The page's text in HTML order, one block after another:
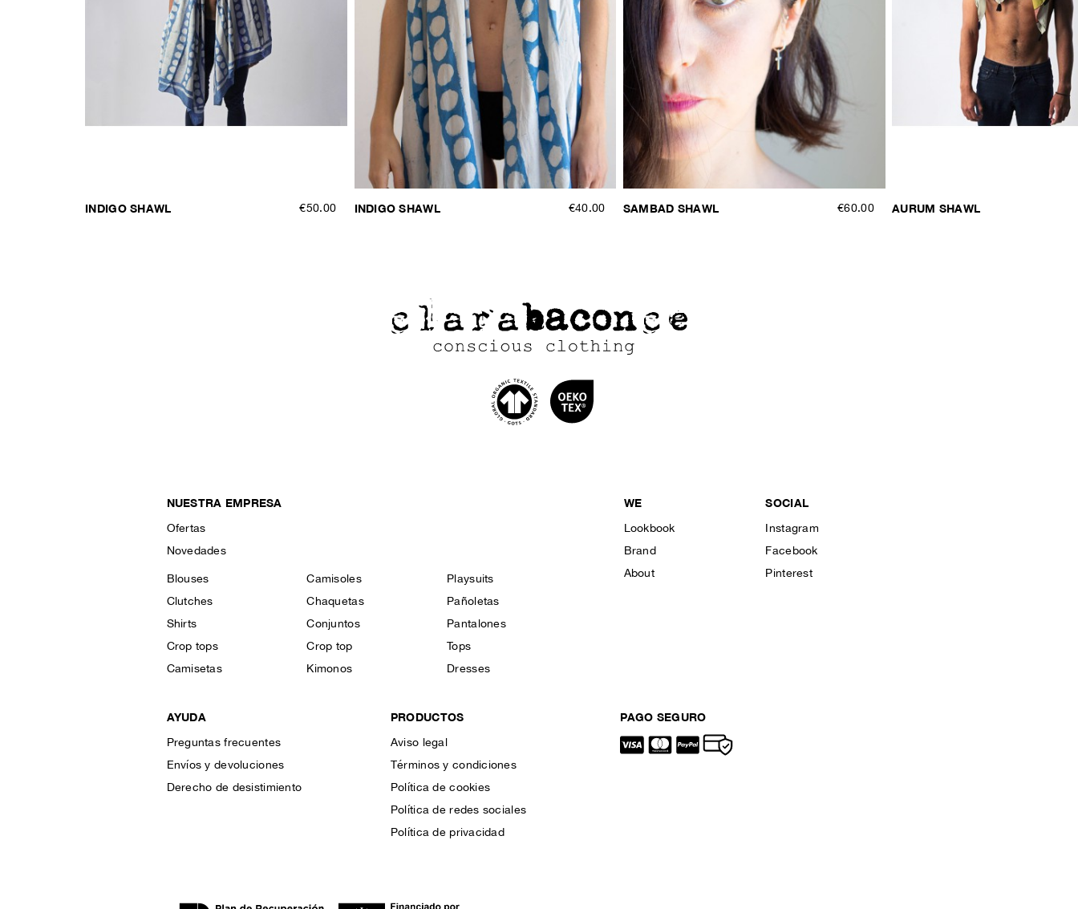
INDIGO SHAWL €50.00 INDIGO SHAWL €40.00 SAMBAD SHAWL €60.00 AURUM SHAWL
NUESTRA EMPRESA
Ofertas
Novedades
Blouses
Clutches
Shirts
Crop tops
Camisetas
Camisoles
Chaquetas
Conjuntos
Crop top
Kimonos
Playsuits
Pañoletas
Pantalones
Tops
Dresses
WE
Lookbook
Brand
About
SOCIAL
Instagram
Facebook
Pinterest
AYUDA
Preguntas frecuentes
Envíos y devoluciones
Derecho de desistimiento
PRODUCTOS
Aviso legal
Términos y condiciones
Política de cookies
Política de redes sociales
Política de privacidad
PAGO SEGURO